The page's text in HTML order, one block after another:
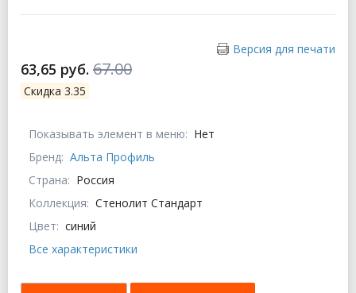
Версия для печати
63,65 руб. 67.00
Скидка 3.35
Показывать элемент в меню: Нет
Бренд: Альта Профиль
Страна: Россия
Коллекция: Стенолит Стандарт
Цвет: синий
Все характеристики